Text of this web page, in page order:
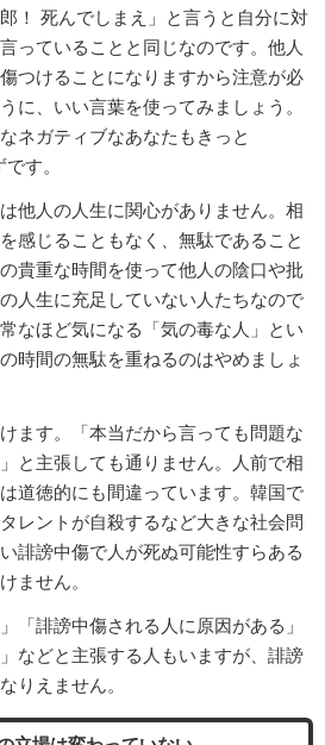
！ 死んでしまえ」と言うと自分に対
っていることと同じなのです。他人
つけることになりますから注意が必
に、いい言葉を使ってみましょう。
ネガティブなあなたもきっと
す。
他人の人生に関心がありません。相
感じることもなく、無駄であること
貴重な時間を使って他人の陰口や批
人生に充足していない人たちなので
なほど気になる「気の毒な人」とい
時間の無駄を重ねるのはやめましょ
ます。「本当だから言っても問題な
と主張しても通りません。人前で相
道徳的にも間違っています。韓国で
レントが自殺するなど大きな社会問
誹謗中傷で人が死ぬ可能性すらある
ません。
「誹謗中傷される人に原因がある」
などと主張する人もいますが、誹謗
りえません。